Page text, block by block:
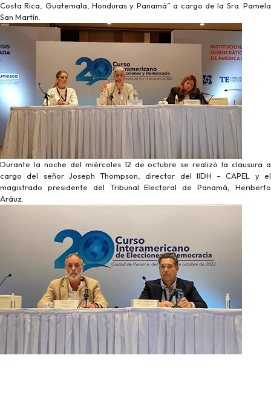
Costa Rica, Guatemala, Honduras y Panamá” a cargo de la Sra. Pamela
San Martín.
Durante la noche del miércoles 12 de octubre se realizó la clausura a
cargo del señor Joseph Thompson, director del IIDH – CAPEL y el
magistrado presidente del Tribunal Electoral de Panamá, Heriberto
Aráuz.